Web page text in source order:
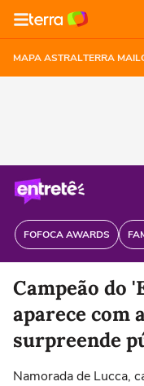
MAPA ASTRALTERRA MAIL
FOFOCA AWARDS
Campeão do
aparece com
surpreende
Namorada de Lucca,